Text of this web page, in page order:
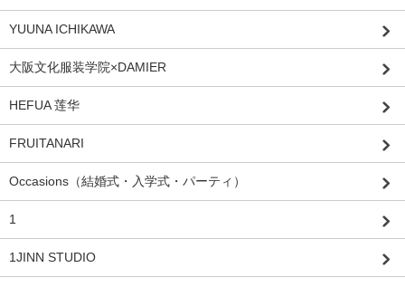
YUUNA ICHIKAWA
大阪文化服装学院×DAMIER
HEFUA 莲华
FRUITANARI
Occasions（結婚式・入学式・パーティ）
1
1JINN STUDIO